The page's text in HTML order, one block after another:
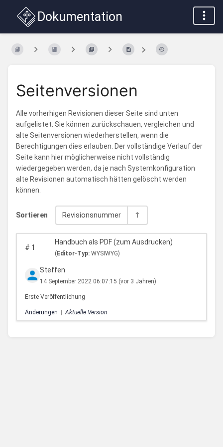
Dokumentation
Seitenversionen
Alle vorherhigen Revisionen dieser Seite sind unten
aufgelistet. Sie können zurückschauen, vergleichen und
alte Seitenversionen wiederherstellen, wenn die
Berechtigungen dies erlauben. Der vollständige Verlauf der
Seite kann hier möglicherweise nicht vollständig
wiedergegeben werden, da je nach Systemkonfiguration
alte Revisionen automatisch hätten gelöscht werden
können.
Sortieren Revisionsnummer
# 1
Handbuch als PDF (zum Ausdrucken)
( Editor-Typ: WYSIWYG)
Steffen
14 September 2022 06:07:15 (vor 3 Jahren)
Erste Veröffentlichung
Änderungen Aktuelle Version